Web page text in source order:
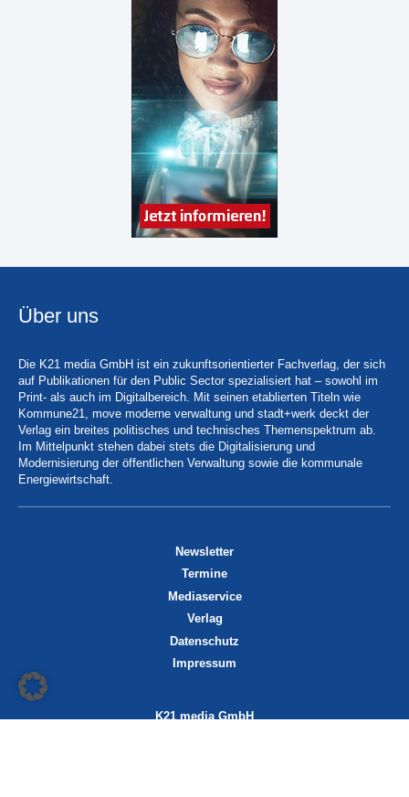
Über uns
Die K21 media GmbH ist ein zukunftsorientierter Fachverlag, der sich
auf Publikationen für den Public Sector spezialisiert hat – sowohl im
Print- als auch im Digitalbereich. Mit seinen etablierten Titeln wie
Kommune21, move moderne verwaltung und stadt+werk deckt der
Verlag ein breites politisches und technisches Themenspektrum ab.
Im Mittelpunkt stehen dabei stets die Digitalisierung und
Modernisierung der öffentlichen Verwaltung sowie die kommunale
Energiewirtschaft.
Newsletter
Termine
Mediaservice
Verlag
Datenschutz
Impressum
K21 media GmbH